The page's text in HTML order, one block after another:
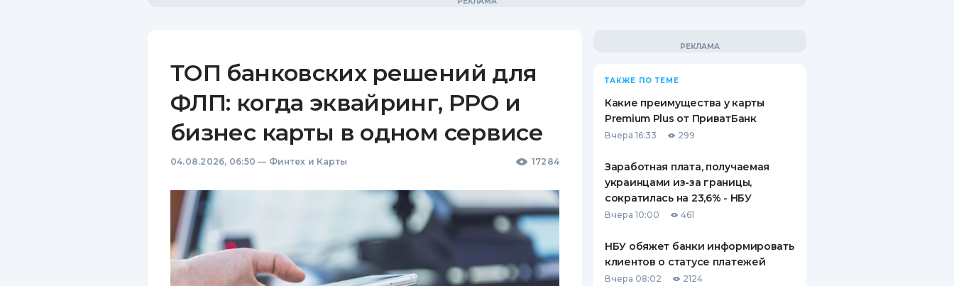
ТОП банковских решений для
ФЛП: когда эквайринг, РРО и
бизнес карты в одном сервисе
04.08.2026, 06:50 — Финтех и Карты 17284
ТАКЖЕ ПО ТЕМЕ
Какие преимущества у карты
Premium Plus от ПриватБанк
Вчера 16:33 299
Заработная плата, получаемая
украинцами из-за границы,
сократилась на 23,6% - НБУ
Вчера 10:00 461
НБУ обяжет банки информировать
клиентов о статусе платежей
Вчера 08:02 2124